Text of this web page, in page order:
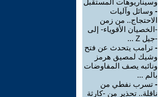
وسيناريوهات المستقبل
- وسائل وآليات
الاحتجاج.. من زمن
-الخصيان الأقوياء- إلى
-جيل Z ...
- ترامب يتحدث عن فتح
وشيك لمصيق هرمز
ونائبه يصف المفاوضات
بالم ...
- تسرب نفطي من
ناقلة.. تحذير من -كارثة